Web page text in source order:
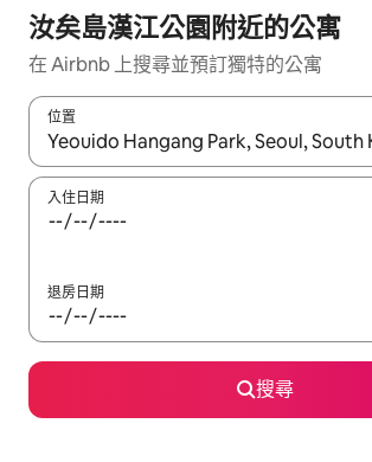
汝矣島漢江公園附近的公寓
在 Airbnb 上搜尋並預訂獨特的公寓
位置
如有搜尋結果，瀏覽內容時請使用上下箭頭
入住日期
退房日期
搜尋